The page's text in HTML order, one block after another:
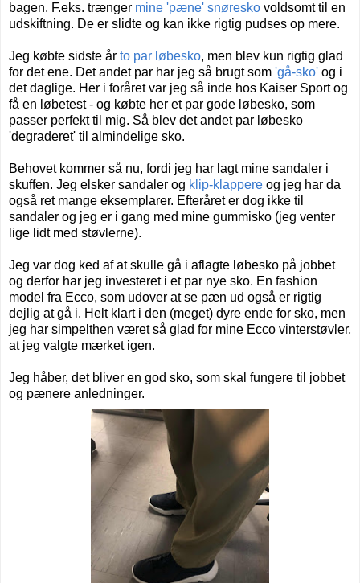
bagen. F.eks. trænger mine 'pæne' snøresko voldsomt til en
udskiftning. De er slidte og kan ikke rigtig pudses op mere.
Jeg købte sidste år to par løbesko, men blev kun rigtig glad
for det ene. Det andet par har jeg så brugt som 'gå-sko' og i
det daglige. Her i foråret var jeg så inde hos Kaiser Sport og
få en løbetest - og købte her et par gode løbesko, som
passer perfekt til mig. Så blev det andet par løbesko
'degraderet' til almindelige sko.
Behovet kommer så nu, fordi jeg har lagt mine sandaler i
skuffen. Jeg elsker sandaler og klip-klappere og jeg har da
også ret mange eksemplarer. Efteråret er dog ikke til
sandaler og jeg er i gang med mine gummisko (jeg venter
lige lidt med støvlerne).
Jeg var dog ked af at skulle gå i aflagte løbesko på jobbet
og derfor har jeg investeret i et par nye sko. En fashion
model fra Ecco, som udover at se pæn ud også er rigtig
dejlig at gå i. Helt klart i den (meget) dyre ende for sko, men
jeg har simpelthen været så glad for mine Ecco vinterstøvler,
at jeg valgte mærket igen.
Jeg håber, det bliver en god sko, som skal fungere til jobbet
og pænere anledninger.